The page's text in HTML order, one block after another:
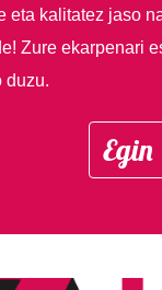
eta kalitatez jaso
Zure ekarpenari
duzu.